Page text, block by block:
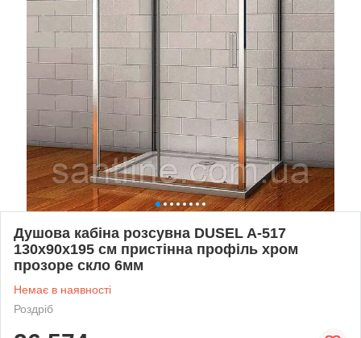
Душова кабіна розсувна DUSEL A-517
130х90х195 см пристінна профіль хром
прозоре скло 6мм
Немає в наявності
Роздріб